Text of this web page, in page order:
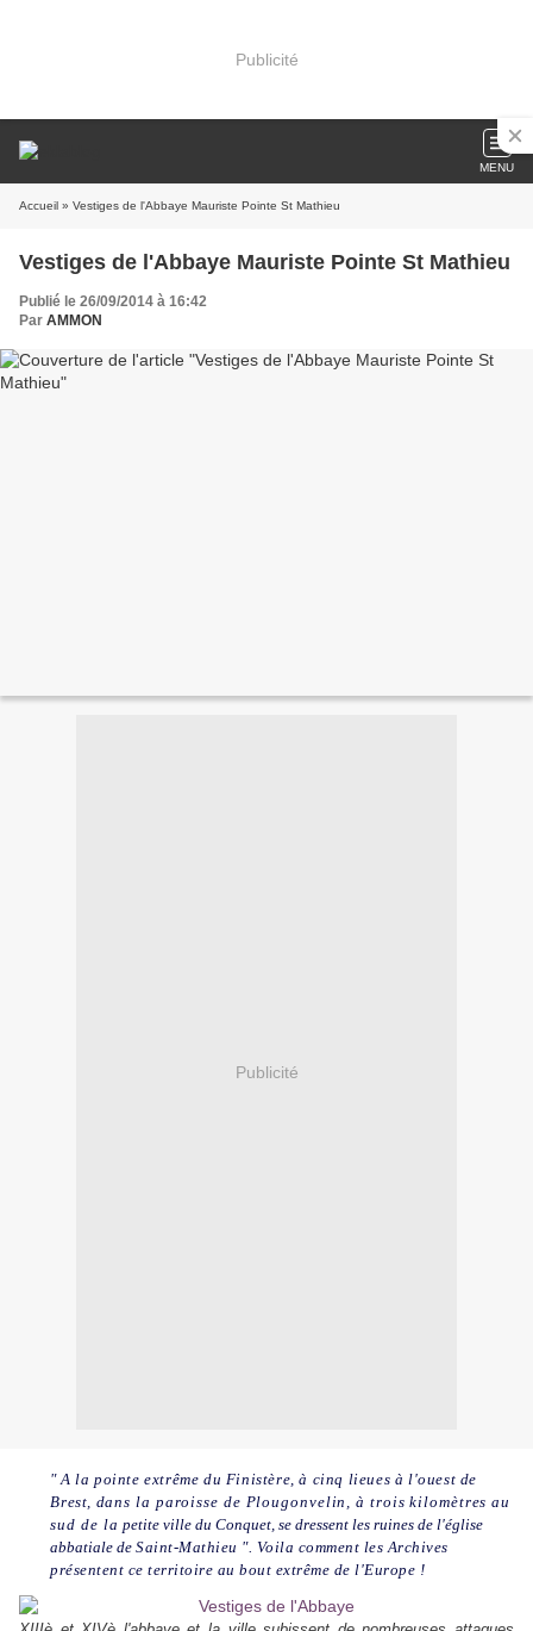
Publicité
MENU
Accueil » Vestiges de l'Abbaye Mauriste Pointe St Mathieu
Vestiges de l'Abbaye Mauriste Pointe St Mathieu
Publié le 26/09/2014 à 16:42
Par AMMON
Publicité
" A la pointe extrême du Finistère, à cinq lieues à l'ouest de
Brest, dans la paroisse de Plougonvelin, à trois kilomètres au
sud de lapetite ville du Conquet, se dressent les ruines de l'église
abbatiale deSaint-Mathieu ". Voila comment les Archives
présentent ce territoire au bout extrême de l'Europe !